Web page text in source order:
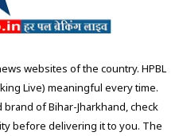
websites of the country. HPBL
Live) meaningful every time.
brand of Bihar-Jharkhand, check
before delivering it to you. The